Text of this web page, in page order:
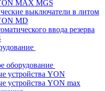
MAX MGS
выключатели в литом
MD
ввода резерва
оборудование
устройства YON
устройства YON max